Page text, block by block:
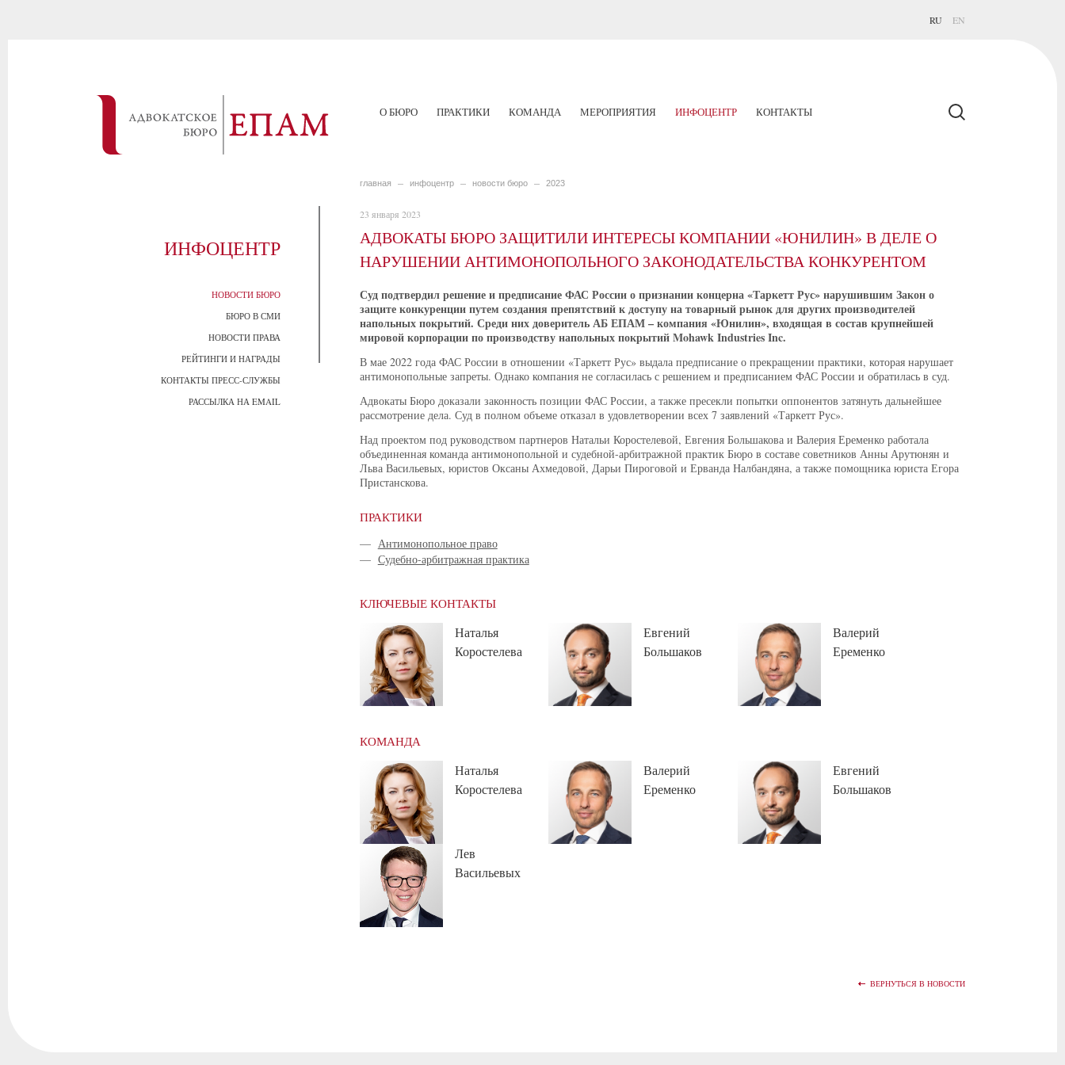
RU EN
О БЮРО ПРАКТИКИ КОМАНДА МЕРОПРИЯТИЯ ИНФОЦЕНТР КОНТАКТЫ
ИНФОЦЕНТР
НОВОСТИ БЮРО
БЮРО В СМИ
НОВОСТИ ПРАВА
РЕЙТИНГИ И НАГРАДЫ
КОНТАКТЫ ПРЕСС-СЛУЖБЫ
РАССЫЛКА НА EMAIL
главная инфоцентр новости бюро 2023
23 января 2023
АДВОКАТЫ БЮРО ЗАЩИТИЛИ ИНТЕРЕСЫ КОМПАНИИ «ЮНИЛИН» В ДЕЛЕ О
НАРУШЕНИИ АНТИМОНОПОЛЬНОГО ЗАКОНОДАТЕЛЬСТВА КОНКУРЕНТОМ
Суд подтвердил решение и предписание ФАС России о признании концерна «Таркетт Рус» нарушившим Закон о
защите конкуренции путем создания препятствий к доступу на товарный рынок для других производителей
напольных покрытий. Среди них доверитель АБЕПАМ– компания «Юнилин», входящая в состав крупнейшей
мировой корпорации по производству напольных покрытий Mohawk Industries Inc.
В мае 2022 года ФАС России в отношении «Таркетт Рус» выдала предписание о прекращении практики, которая нарушает
антимонопольные запреты. Однако компания не согласилась с решением и предписанием ФАС России и обратилась в суд.
Адвокаты Бюро доказали законность позиции ФАС России, а также пресекли попытки оппонентов затянуть дальнейшее
рассмотрение дела. Суд в полном объеме отказал в удовлетворении всех 7 заявлений «Таркетт Рус».
Над проектом под руководством партнеров Натальи Коростелевой, Евгения Большакова и Валерия Еременко работала
объединенная команда антимонопольной и судебной-арбитражной практик Бюро в составе советников Анны Арутюнян и
Льва Васильевых, юристов Оксаны Ахмедовой, Дарьи Пироговой и Ерванда Налбандяна, а также помощника юриста Егора
Пристанскова.
ПРАКТИКИ
— Антимонопольное право
— Судебно-арбитражная практика
КЛЮЧЕВЫЕ КОНТАКТЫ
Наталья
Коростелева
Евгений
Большаков
Валерий
Еременко
КОМАНДА
Наталья
Коростелева
Валерий
Еременко
Евгений
Большаков
Лев
Васильевых
ВЕРНУТЬСЯ В НОВОСТИ